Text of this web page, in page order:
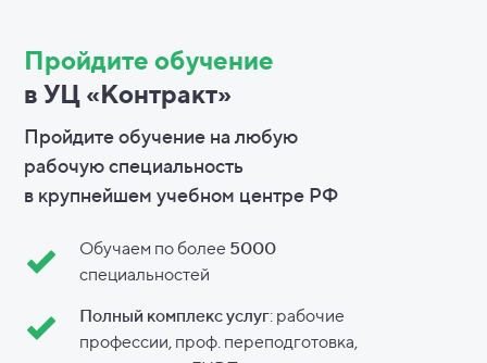
Пройдите обучение
в УЦ «Контракт»
Пройдите обучение на любую
рабочую специальность
в крупнейшем учебном центре РФ
Обучаем по более 5000
специальностей
Полный комплекс услуг: рабочие
профессии, проф. переподготовка,